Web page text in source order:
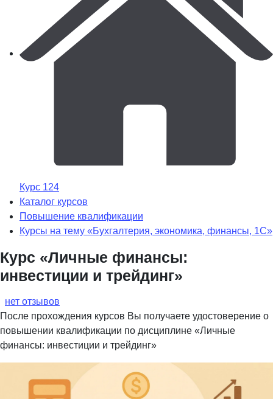
Курс 124
Каталог курсов
Повышение квалификации
Курсы на тему «Бухгалтерия, экономика, финансы, 1С»
Курс «Личные финансы:
инвестиции и трейдинг»
нет отзывов
После прохождения курсов Вы получаете удостоверение о
повышении квалификации по дисциплине «Личные
финансы: инвестиции и трейдинг»